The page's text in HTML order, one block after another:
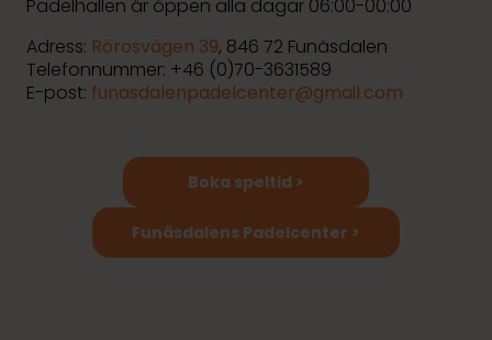
Padelhallen är öppen alla dagar 06:00-00:00
Adress: Rörosvägen 39, 846 72 Funäsdalen
Telefonnummer: +46 (0)70-3631589
E-post: funasdalenpadelcenter@gmail.com
Boka speltid >
Funäsdalens Padelcenter >